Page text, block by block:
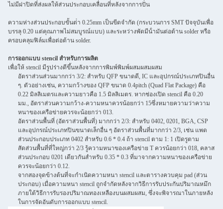
ไม่มีฝาปิดที่ส่งผลให้ส่วนประกอบเคลื่อนที่หลังจากการปั่น
ความห่างส่วนประกอบขั้นต่ํา 0.25mm เป็นขีดจํากัด (กระบวนการ SMT ปัจจุบันเพื่อ
บรรลุ 0.20 แต่คุณภาพไม่สมบูรณ์แบบ) และระหว่างพัดมีน้ํามันต่อต้าน solder หรือ
ครอบคลุมฟิล์มเพื่อต่อต้าน solder.
การออกแบบ stencil สําหรับการผลิต
เพื่อให้ stencil มีรูปร่างดีขึ้นหลังจากการพิมพ์พิมพ์ผสมผสมผสม
อัตราส่วนส่วนมากกว่า 3/2: สําหรับ QFP ขนาดดี, IC และอุปกรณ์ประเภทปินอื่น
ๆ. ตัวอย่างเช่น, ความกว้างของ QFP ขนาด 0.4pitch (Quad Flat Package) คือ
0.22 มิลลิเมตรและความยาวคือ 1.5 มิลลิเมตร. หากช่องเปิด stencil คือ 0.20
มม., อัตราส่วนความกว้าง-ความหนาควรน้อยกว่า 15ซึ่งหมายความว่าความ
หนาของเครือข่ายควรจะน้อยกว่า 013.
อัตราส่วนพื้นที่ (อัตราส่วนพื้นที่) มากกว่า 2/3: สําหรับ 0402, 0201, BGA, CSP
และอุปกรณ์ประเภทปินขนาดเล็กอื่น ๆ อัตราส่วนพื้นที่มากกว่า 2/3, เช่น แพด
ส่วนประกอบประเภท 0402 สําหรับ 0.6 * 0.4 ถ้า stencil ตาม 1: 1 เปิดรูตาม
สัดส่วนพื้นที่ที่ใหญ่กว่า 2/3 รู้ความหนาของเครือข่าย T ควรน้อยกว่า 018, คลาส
ส่วนประกอบ 0201 เดียวกันสําหรับ 0.35 * 0.3 ที่มาจากความหนาของเครือข่าย
ควรจะน้อยกว่า 0.12.
จากสองจุดข้างต้นที่จะกําเนิดความหนา stencil และตารางควบคุม pad (ส่วน
ประกอบ) เมื่อความหนา stencil ถูกจํากัดหลังจากวิธีการรับประกันปริมาณหมึก
ภายใต้วิธีการรับรองปริมาณทองเหลืองบนผสมผสม, ซึ่งจะพิจารณาในภายหลัง
ในการจัดอันดับการออกแบบ stencil.